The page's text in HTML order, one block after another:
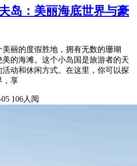
岛：美丽海底世界与豪
丽的度假胜地，拥有无数的珊瑚
的海滩。这个小岛国是旅游者的天
动和休闲方式。在这里，你可以探
，享
05 106人阅